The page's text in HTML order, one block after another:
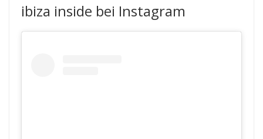
ibiza inside bei Instagram